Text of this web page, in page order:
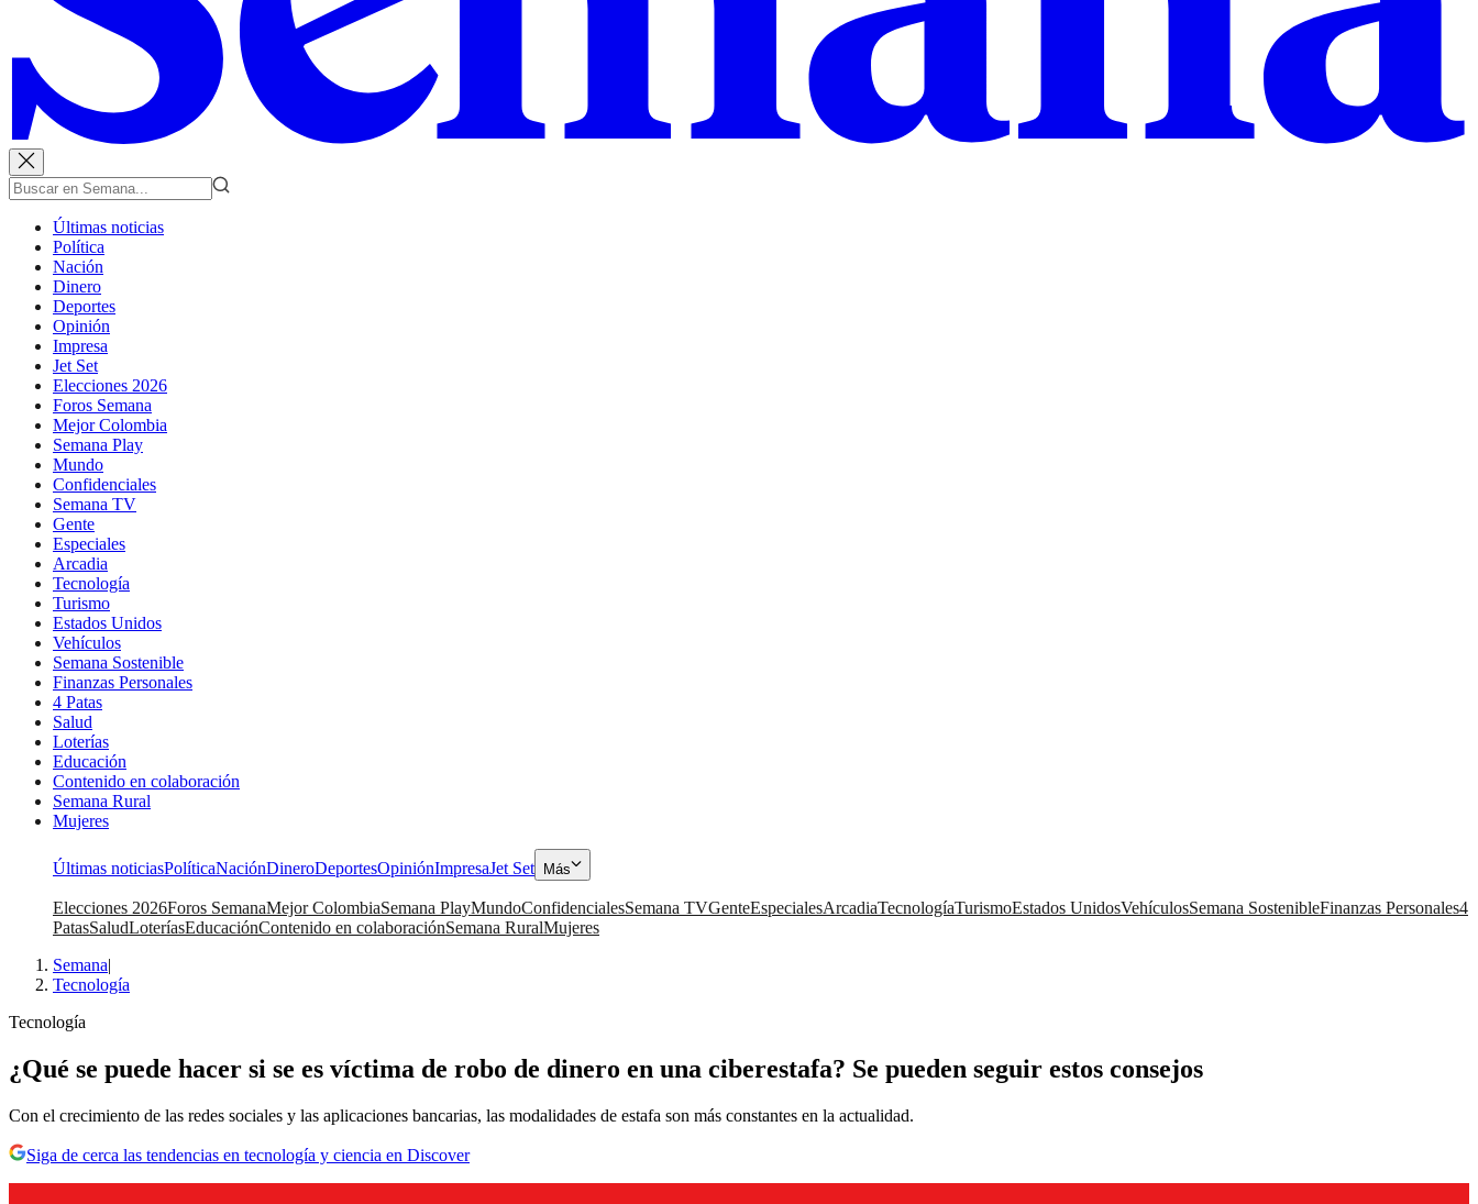
Últimas noticias
Política
Nación
Dinero
Deportes
Opinión
Impresa
Jet Set
Elecciones 2026
Foros Semana
Mejor Colombia
Semana Play
Mundo
Confidenciales
Semana TV
Gente
Especiales
Arcadia
Tecnología
Turismo
Estados Unidos
Vehículos
Semana Sostenible
Finanzas Personales
4 Patas
Salud
Loterías
Educación
Contenido en colaboración
Semana Rural
Mujeres
Últimas noticiasPolíticaNaciónDineroDeportesOpiniónImpresaJet Set Más
Elecciones 2026Foros SemanaMejor ColombiaSemana PlayMundoConfidencialesSemana TVGenteEspecialesArcadiaTecnologíaTurismoEstados UnidosVehículosSemana SostenibleFinanzas Personales4
PatasSaludLoteríasEducaciónContenido en colaboraciónSemana RuralMujeres
Semana|
Tecnología
Tecnología
¿Qué se puede hacer si se es víctima de robo de dinero en una ciberestafa? Se pueden seguir estos consejos
Con el crecimiento de las redes sociales y las aplicaciones bancarias, las modalidades de estafa son más constantes en la actualidad.
Siga de cerca las tendencias en tecnología y ciencia en Discover